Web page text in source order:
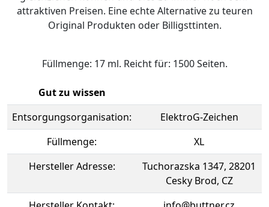
attraktiven Preisen. Eine echte Alternative zu teuren
Original Produkten oder Billigsttinten.
Füllmenge: 17 ml. Reicht für: 1500 Seiten.
Gut zu wissen
Entsorgungsorganisation:
ElektroG-Zeichen
Füllmenge:
XL
Hersteller Adresse:
Tuchorazska 1347, 28201
Cesky Brod, CZ